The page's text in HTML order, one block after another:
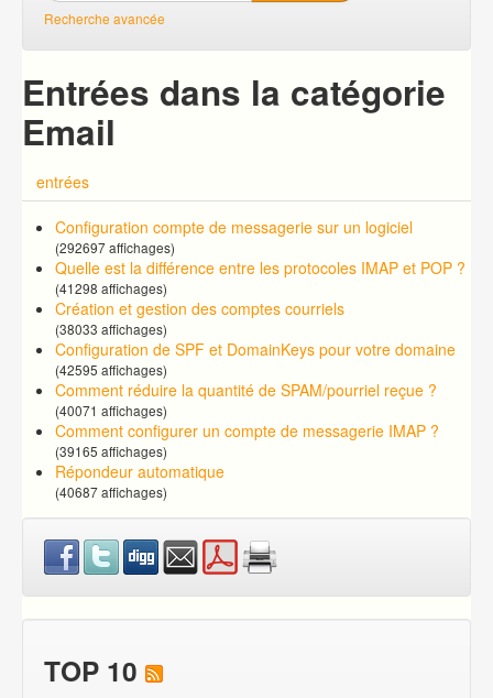
Recherche avancée
Entrées dans la catégorie
Email
entrées
Configuration compte de messagerie sur un logiciel
(292697 affichages)
Quelle est la différence entre les protocoles IMAP et POP ?
(41298 affichages)
Création et gestion des comptes courriels
(38033 affichages)
Configuration de SPF et DomainKeys pour votre domaine
(42595 affichages)
Comment réduire la quantité de SPAM/pourriel reçue ?
(40071 affichages)
Comment configurer un compte de messagerie IMAP ?
(39165 affichages)
Répondeur automatique
(40687 affichages)
TOP 10